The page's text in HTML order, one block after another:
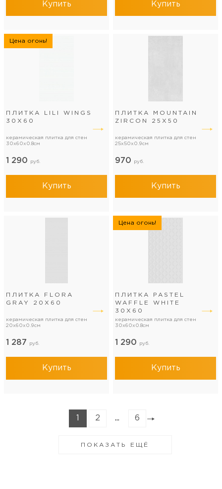
Купить Купить
Цена огонь!
ПЛИТКА LILI WINGS
30Х60
керамическая плитка для стен
30x60x0.8см
1 290 руб.
Купить
ПЛИТКА MOUNTAIN
ZIRCON 25Х50
керамическая плитка для стен
25x50x0.9см
970 руб.
Купить
ПЛИТКА FLORA
GRAY 20Х60
керамическая плитка для стен
20x60x0.9см
1 287 руб.
Купить
Цена огонь!
ПЛИТКА PASTEL
WAFFLE WHITE
30Х60
керамическая плитка для стен
30x60x0.8см
1 290 руб.
Купить
2 ... 6
ПОКАЗАТЬ ЕЩЁ